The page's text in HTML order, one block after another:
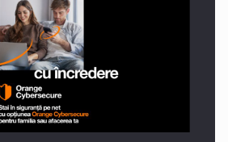
COMPANIES ON THE
SCENE